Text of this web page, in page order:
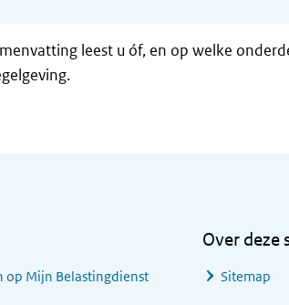
leest u óf, en op welke
op Mijn Belastingdienst
Over deze
Sitemap